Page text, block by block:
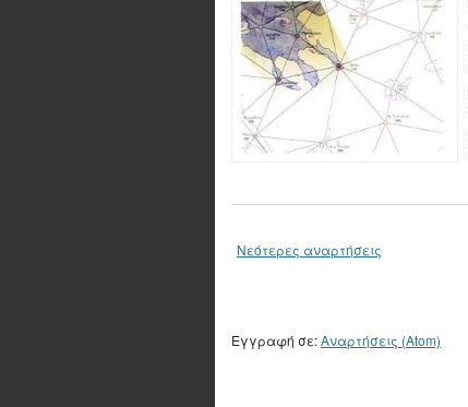
Νεότερες αναρτήσεις
Εγγραφή σε:Αναρτήσεις (Atom)